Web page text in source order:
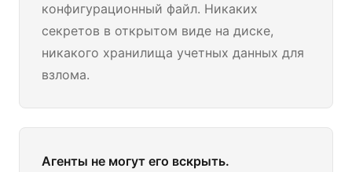
конфигурационный файл. Никаких
секретов в открытом виде на диске,
никакого хранилища учетных данных для
взлома.
Агенты не могут его вскрыть.